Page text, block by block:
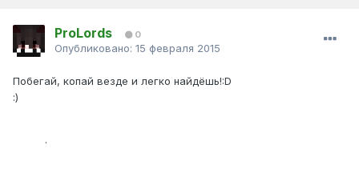
ProLords 0
Опубликовано: 15 февраля 2015
Побегай, копай везде и легко найдёшь!:D
:)
.